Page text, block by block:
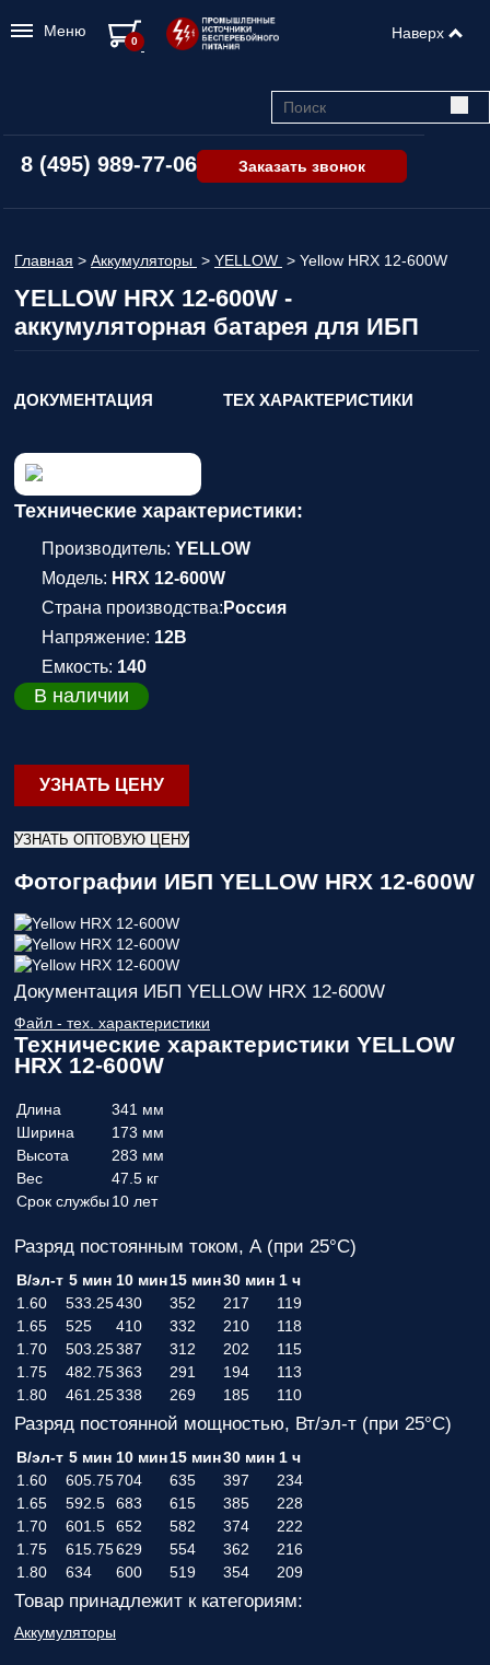
8 (495) 989-77-06 Заказать звонок
Главная > Аккумуляторы > YELLOW > Yellow HRX 12-600W
YELLOW HRX 12-600W -
аккумуляторная батарея для ИБП
ДОКУМЕНТАЦИЯ ТЕХ ХАРАКТЕРИСТИКИ
Технические характеристики:
Производитель: YELLOW
Модель: HRX 12-600W
Страна производства: Россия
Напряжение: 12В
Емкость: 140
В наличии
УЗНАТЬ ЦЕНУ
УЗНАТЬ ОПТОВУЮ ЦЕНУ
Фотографии ИБП YELLOW HRX 12-600W
Документация ИБП YELLOW HRX 12-600W
Файл - тех. характеристики
Технические характеристики YELLOW
HRX 12-600W
Длина
341 мм
Ширина
173 мм
Высота
283 мм
Вес
47.5 кг
Срок службы 10 лет
Разряд постоянным током, А (при 25°С)
В/эл-т 5 мин 10 мин15 мин30 мин 1 ч
1.60
533.25430 352 217
119
1.65
525 410 332 210
118
1.70
503.25387 312 202
115
1.75
482.75363 291 194
113
1.80
461.25338 269 185 110
Разряд постоянной мощностью, Вт/эл-т (при 25°С)
В/эл-т 5 мин 10 мин15 мин30 мин 1 ч
1.60
605.75704 635 397
234
1.65
592.5 683 615 385
228
1.70
601.5 652 582 374
222
1.75
615.75629 554 362
216
1.80
634 600 519 354 209
Товар принадлежит к категориям:
Аккумуляторы
Меню Наверх
0